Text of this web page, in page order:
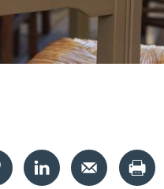
Επαγγελματίας ,πάντα με
το χαμόγελο.Την
Ευχαριστώ πολύ και την
ανεπιφύλακτα..